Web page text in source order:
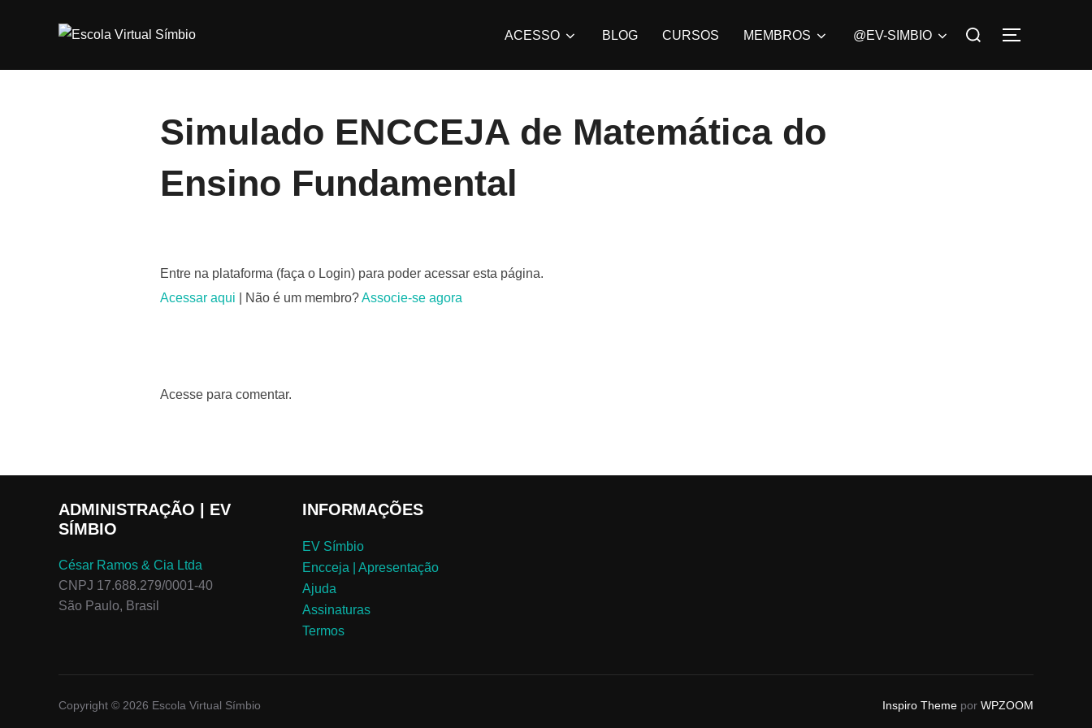
ACESSO BLOG CURSOS MEMBROS @EV-SIMBIO
Pesquisar
Simulado ENCCEJA de Matemática do
Ensino Fundamental
Entre na plataforma (faça o Login) para poder acessar esta página.
Acessar aqui | Não é um membro?Associe-se agora
Acesse para comentar.
ADMINISTRAÇÃO | EV
SÍMBIO
César Ramos & Cia Ltda
CNPJ 17.688.279/0001-40
São Paulo, Brasil
INFORMAÇÕES
EV Símbio
Encceja | Apresentação
Ajuda
Assinaturas
Termos
Copyright © 2026 Escola Virtual Símbio Inspiro Theme por WPZOOM